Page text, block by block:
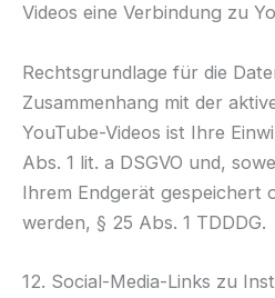
Videos eine Verbindung zu
Rechtsgrundlage für die
Zusammenhang mit der
YouTube-Videos ist Ihre
Abs. 1 lit. a DSGVO und,
Ihrem Endgerät gespeichert
werden, § 25 Abs. 1 TDDDG.
12. Social-Media-Links zu